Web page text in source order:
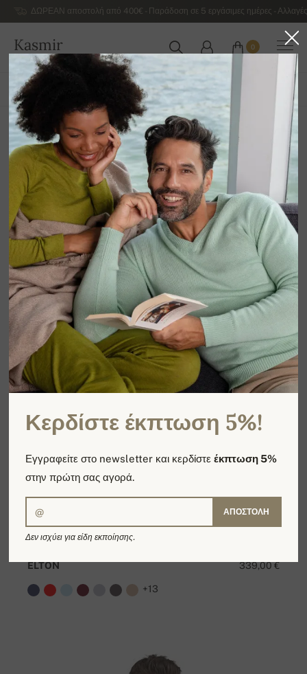
ΔΩΡΕΑΝ αποστολή από 400€ - Παράδοση σε 5 εργάσιμες ημέρες -
Kasmir
ΕΛΛΆΔΑ
0
Classic
12 Ταξινόμηση κατά Φίλτρο
ΌΛΑ ΤΑ ΠΡΟΪΌΝΤΑ ΆΝΟΙΞΗ / ΚΑΛΟΚΑΊΡΙ ΑΠΟΚΛΕΙΣΤΙΚΉ 2026
339,00 €
ELTON
+13
Κερδίστε έκπτωση 5%!
Εγγραφείτε στο newsletter και κερδίστεέκπτωση 5%
στην πρώτη σας αγορά.
ΑΠΟΣΤΟΛΉ
Δεν ισχύει για είδη εκποίησης.